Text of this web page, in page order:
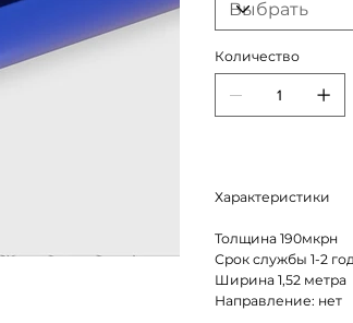
Количество
Характеристики
Толщина 190мкрн
Срок службы 1-2
Ширина 1,52 метра
Направление: нет